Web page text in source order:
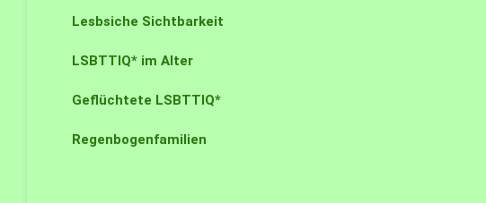
Lesbsiche Sichtbarkeit
LSBTTIQ* im Alter
Geflüchtete LSBTTIQ*
Regenbogenfamilien